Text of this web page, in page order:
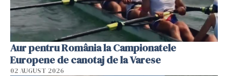
Aur pentru România la Campionatele
Europene de canotaj de la Varese
02 AUGUST 2026